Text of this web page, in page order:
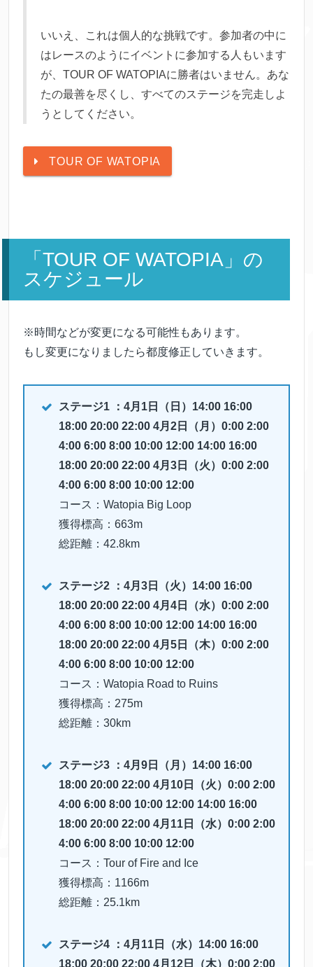
いいえ、これは個人的な挑戦です。参加者の中に
はレースのようにイベントに参加する人もいます
が、TOUR OF WATOPIAに勝者はいません。あな
たの最善を尽くし、すべてのステージを完走しよ
うとしてください。
TOUR OF WATOPIA
「TOUR OF WATOPIA」の
スケジュール
※時間などが変更になる可能性もあります。
もし変更になりましたら都度修正していきます。
ステージ1 ：4月1日（日）14:00 16:00
18:00 20:00 22:00 4月2日（月）0:00 2:00
4:00 6:00 8:00 10:00 12:00 14:00 16:00
18:00 20:00 22:00 4月3日（火）0:00 2:00
4:00 6:00 8:00 10:00 12:00
コース：Watopia Big Loop
獲得標高：663m
総距離：42.8km
ステージ2 ：4月3日（火）14:00 16:00
18:00 20:00 22:00 4月4日（水）0:00 2:00
4:00 6:00 8:00 10:00 12:00 14:00 16:00
18:00 20:00 22:00 4月5日（木）0:00 2:00
4:00 6:00 8:00 10:00 12:00
コース：Watopia Road to Ruins
獲得標高：275m
総距離：30km
ステージ3 ：4月9日（月）14:00 16:00
18:00 20:00 22:00 4月10日（火）0:00 2:00
4:00 6:00 8:00 10:00 12:00 14:00 16:00
18:00 20:00 22:00 4月11日（水）0:00 2:00
4:00 6:00 8:00 10:00 12:00
コース：Tour of Fire and Ice
獲得標高：1166m
総距離：25.1km
ステージ4 ：4月11日（水）14:00 16:00
18:00 20:00 22:00 4月12日（木）0:00 2:00